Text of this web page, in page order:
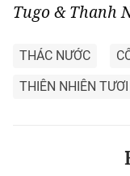
Tugo & Thanh
THÁC NƯỚC
THIÊN NHIÊN